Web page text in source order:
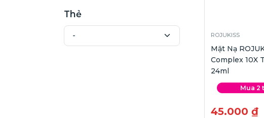
Thẻ
ROJUKISS
Mặt Nạ
Complex 10X
24ml
Mua 2
45.000 ₫